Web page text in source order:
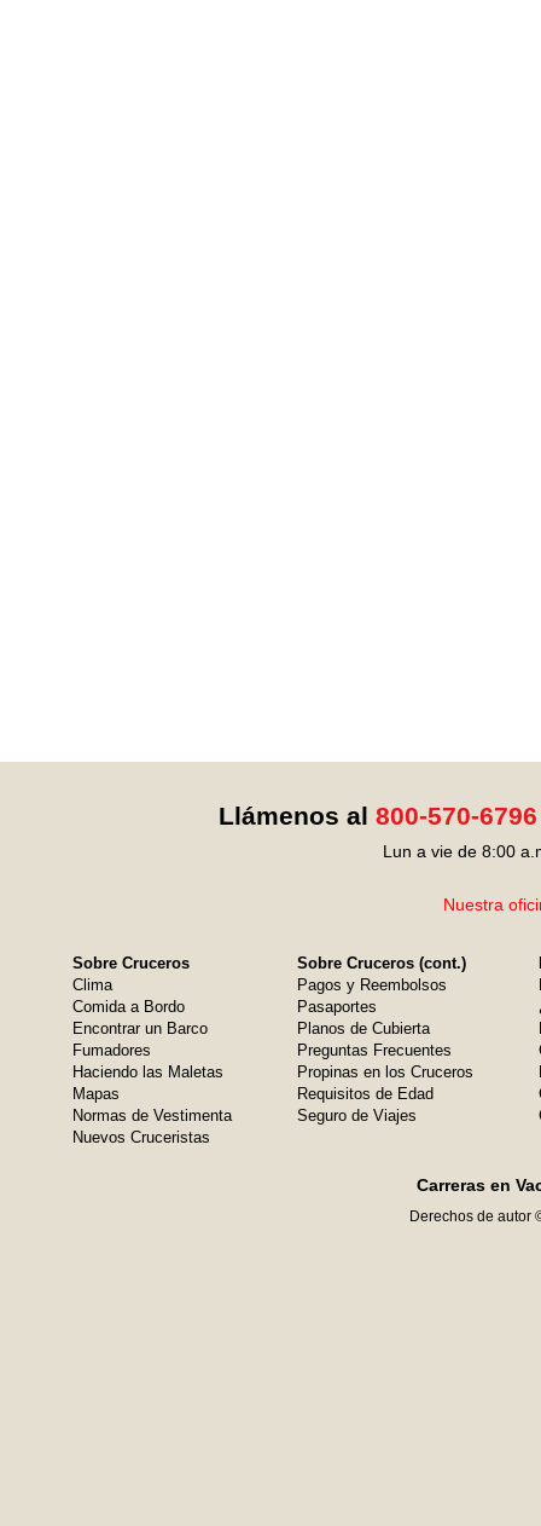
Llámenos al 800-570-6796
Lun a vie de 8:00
Nuestra
Sobre Cruceros
Clima
Comida a Bordo
Encontrar un Barco
Fumadores
Haciendo las Maletas
Mapas
Normas de Vestimenta
Nuevos Cruceristas
Sobre Cruceros (cont.)
Pagos y Reembolsos
Pasaportes
Planos de Cubierta
Preguntas Frecuentes
Propinas en los Cruceros
Requisitos de Edad
Seguro de Viajes
Carreras en
Derechos de autor